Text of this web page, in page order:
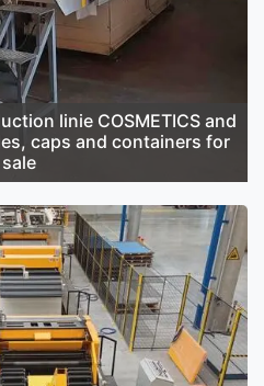
linie COSMETICS and
caps and containers for
sale